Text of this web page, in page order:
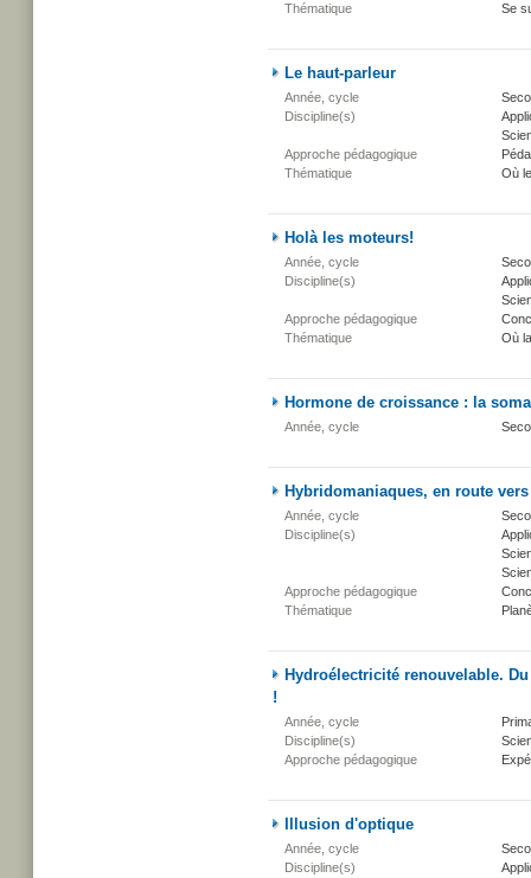
Thématique
Se
Le haut-parleur
Année, cycle
Discipline(s)
Approche pédagogique
Thématique
Où
Holà les moteurs!
Année, cycle
Discipline(s)
Approche pédagogique
Thématique
Où
Hormone de croissance : la
Année, cycle
Hybridomaniaques, en route
Année, cycle
Discipline(s)
Approche pédagogique
Thématique
Hydroélectricité renouvelable.
!
Année, cycle
Discipline(s)
Approche pédagogique
Illusion d'optique
Année, cycle
Discipline(s)